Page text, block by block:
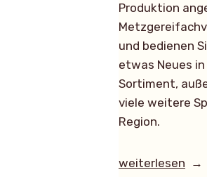
Produktion
und bedienen
etwas Neues
Sortiment,
viele weitere
Region.
„Willkommen
weiterlesen